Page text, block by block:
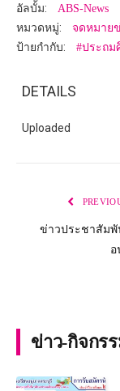
อัลบั้ม: ABS-News
หมวดหมู่: จดหมาย
ป้ายกำกับ: #ประถม
DETAILS
Uploaded
ข่าวประชาสัม
อ
ข่าว-กิจกร